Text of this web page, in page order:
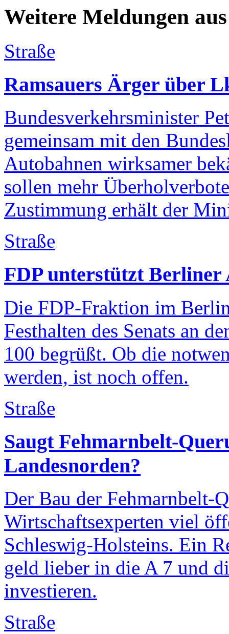
Weitere Meldungen
Straße
Ramsauers Ärger über
Bundesverkehrsminister
gemeinsam mit den
Autobahnen wirksamer
sollen mehr
Zustimmung erhält der
Straße
FDP unterstützt Berliner
Die FDP-Fraktion im
Festhalten des Senats an
100 begrüßt. Ob die
werden, ist noch offen.
Straße
Saugt Fehmarnbelt-
Landesnorden?
Der Bau der Fehmarnbelt-
Wirtschaftsexperten viel
Schleswig-Holsteins. Ein
geld lieber in die A 7 und
investieren.
Straße